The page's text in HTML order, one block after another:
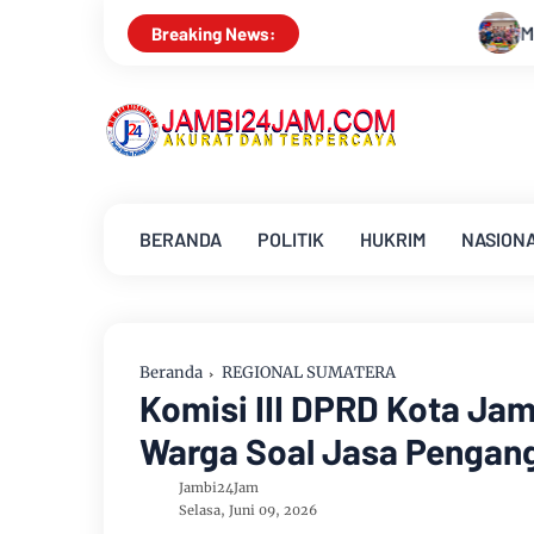
Breaking News:Menapaki Usia 59 Tahun, Sinsen
BERANDA POLITIK HUKRIM
Beranda REGIONAL SUMATERA
Komisi III DPRD Kota
Warga Soal Jasa
Jambi24Jam
Selasa, Juni 09, 2026